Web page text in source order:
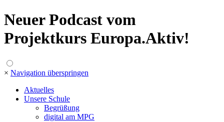
Neuer Podcast vom
Projektkurs Europa.Aktiv!
× Navigation überspringen
Aktuelles
Unsere Schule
Begrüßung
digital am MPG